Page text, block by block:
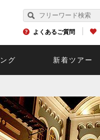
よくあるご質問
グ 新着ツアー